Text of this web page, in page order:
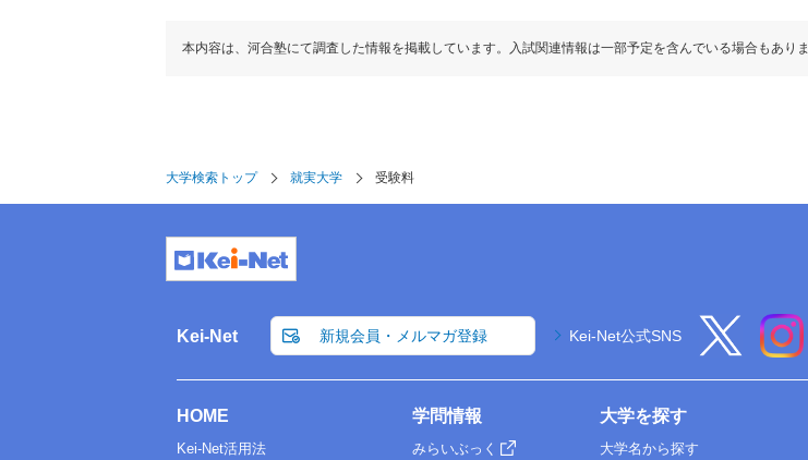
本内容は、河合塾にて調査した情報を掲載しています。入試関連情報は一部予定を含んでいる場合もあり
大学検索トップ 就実大学 受験料
Kei-Net 新規会員・メルマガ登録 Kei-Net公式SNS
HOME
Kei-Net活用法
学問情報
みらいぶっく
大学を探す
大学名から探す